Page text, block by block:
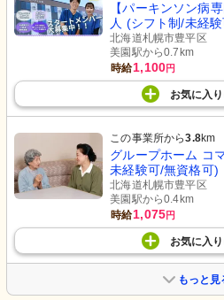
【パーキンソン病
人 (シフト制/未経
北海道札幌市豊平区
美園駅から0.7km
時給1,100円
お気に入り
この事業所から3.8km
グループホーム コ
未経験可/無資格可)
北海道札幌市豊平区
美園駅から0.4km
時給1,075円
お気に入り
もっと見